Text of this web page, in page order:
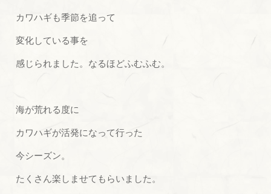
カワハギも季節を追って
変化している事を
感じられました。なるほどふむふむ。
海が荒れる度に
カワハギが活発になって行った
今シーズン。
たくさん楽しませてもらいました。